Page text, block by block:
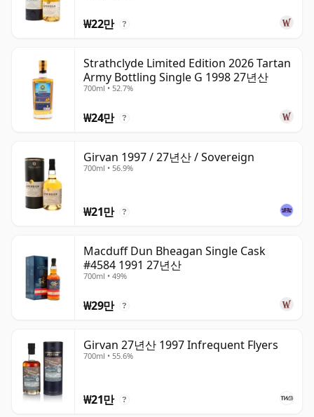
₩22만 ?
Strathclyde Limited Edition 2026 Tartan
Army Bottling Single G 1998 27년산
700ml • 52.7%
₩24만 ?
Girvan 1997 / 27년산 / Sovereign
700ml • 56.9%
₩21만 ?
Macduff Dun Bheagan Single Cask
#4584 1991 27년산
700ml • 49%
₩29만 ?
Girvan 27년산 1997 Infrequent Flyers
700ml • 55.6%
₩21만 ?